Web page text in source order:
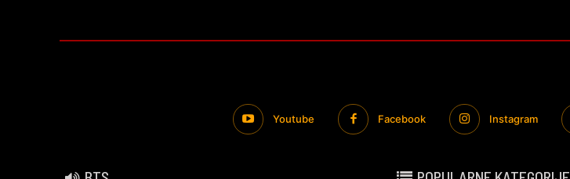
Youtube Facebook Instagram